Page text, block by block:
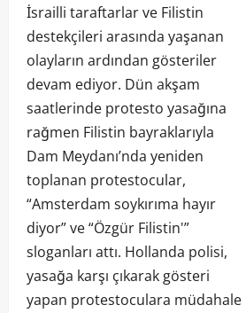
İsrailli taraftarlar ve Filistin
destekçileri arasında yaşanan
olayların ardından gösteriler
devam ediyor. Dün akşam
saatlerinde protesto yasağına
rağmen Filistin bayraklarıyla
Dam Meydanı’nda yeniden
toplanan protestocular,
“Amsterdam soykırıma hayır
diyor” ve “Özgür Filistin'”
sloganları attı. Hollanda polisi,
yasağa karşı çıkarak gösteri
yapan protestoculara müdahale